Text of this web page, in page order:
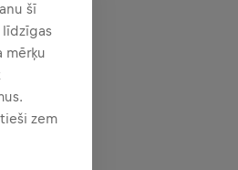
šī
līdzīgas
mērķu
zem